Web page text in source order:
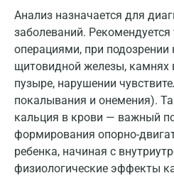
Анализ назначается для
заболеваний.
операциями, при
щитовидной железы, камнях
пузыре, нарушении
покалывания и онемения).
кальция в крови — важный
формирования опорно-
ребенка, начиная с
физиологические эффекты